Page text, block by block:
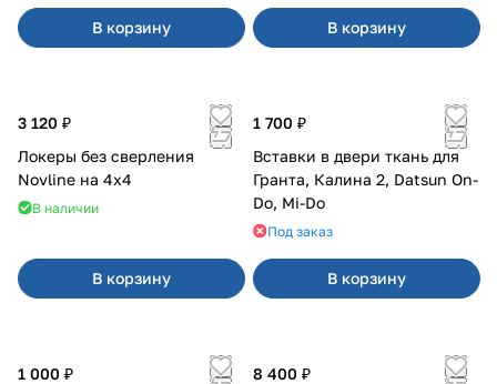
В корзину В корзину
3 120 ₽
Локеры без сверления
Novline на 4х4
В наличии
В корзину
1 700 ₽
Вставки в двери ткань для
Гранта, Калина 2, Datsun On-
Do, Mi-Do
Под заказ
В корзину
1 000 ₽
8 400 ₽